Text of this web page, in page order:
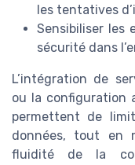
les tentatives
Sensibiliser les
sécurité dans
L’intégration de
ou la configuration
permettent de
données, tout en
fluidité de la